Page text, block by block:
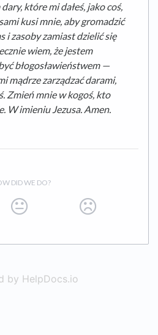
które mi dałeś, jako coś,
kusi mnie, aby gromadzić
i zasoby zamiast dzielić się
wiem, że jestem
błogosławieństwem —
mądrze zarządzać darami,
Zmień mnie w kogoś, kto
W imieniu Jezusa. Amen.
DID WE DO?
by HelpDocs.io